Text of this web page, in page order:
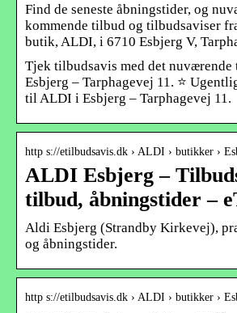
Find de seneste åbningstider, og
kommende tilbud og tilbudsaviser
butik, ALDI, i 6710 Esbjerg V,
Tjek tilbudsavis med det
Esbjerg – Tarphagevej 11. ⭐
til ALDI i Esbjerg – Tarphagevej 11.
http s://etilbudsavis.dk › ALDI › butikker ›
ALDI Esbjerg –
tilbud, åbningstider –
Aldi Esbjerg (Strandby Kirkevej),
og åbningstider.
http s://etilbudsavis.dk › ALDI › butikker ›